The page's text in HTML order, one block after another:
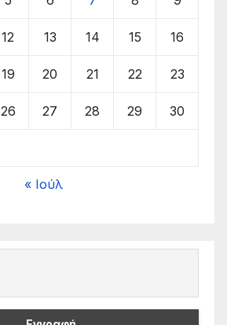
12 13 14 15 16
19 20 21 22 23
26 27 28 29 30
« Ιούλ